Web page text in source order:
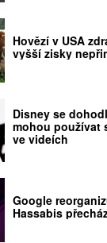
Hovězí v USA
vyšší zisky
Disney se
mohou používat
ve videích
Google
Hassabis